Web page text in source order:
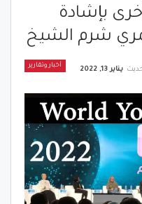
بإشادة
شرم الشيخ
أخبار وتقارير يناير 13, 2022